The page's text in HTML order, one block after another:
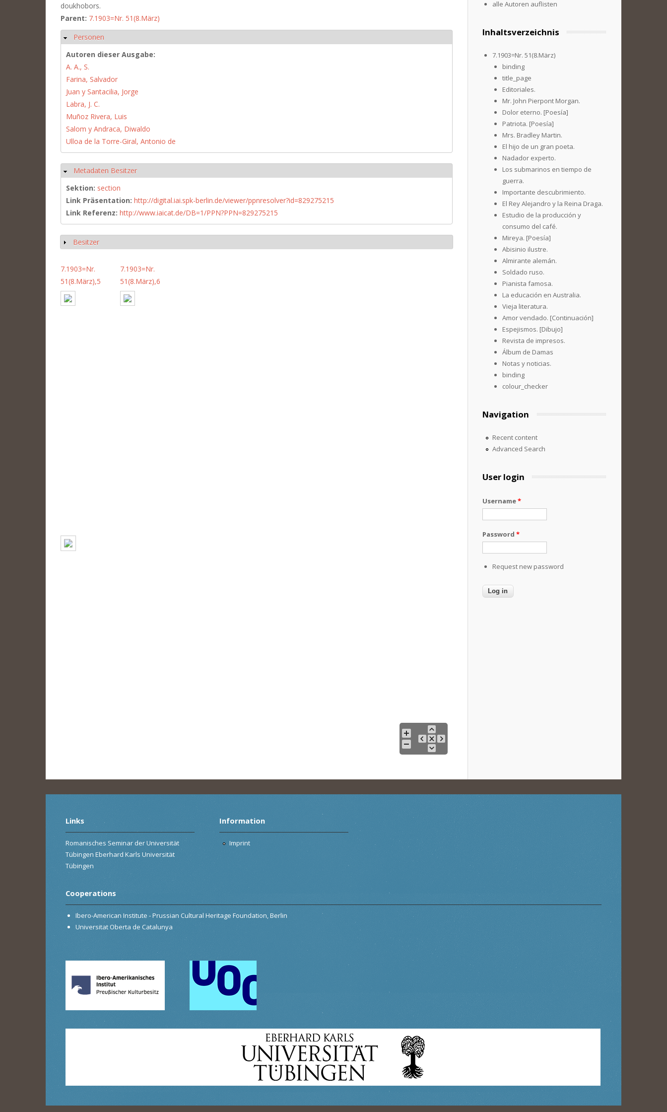
doukhobors.
Parent: 7.1903=Nr. 51(8.März)
Hide
Personen
Autoren dieser Ausgabe:
A. A., S.
Farina, Salvador
Juan y Santacilia, Jorge
Labra, J. C.
Muñoz Rivera, Luis
Salom y Andraca, Diwaldo
Ulloa de la Torre-Giral, Antonio de
Hide
Metadaten Besitzer
Sektion: section
Link Präsentation: http://digital.iai.spk-berlin.de/viewer/ppnresolver?id=829275215
Link Referenz: http://www.iaicat.de/DB=1/PPN?PPN=829275215
Show
Besitzer
7.1903=Nr.
51(8.März),5
7.1903=Nr.
51(8.März),6
alle Autoren auflisten
Inhaltsverzeichnis
7.1903=Nr. 51(8.März)
binding
title_page
Editoriales.
Mr. John Pierpont Morgan.
Dolor eterno. [Poesía]
Patriota. [Poesía]
Mrs. Bradley Martin.
El hijo de un gran poeta.
Nadador experto.
Los submarinos en tiempo de
guerra.
Importante descubrimiento.
El Rey Alejandro y la Reina Draga.
Estudio de la producción y
consumo del café.
Mireya. [Poesía]
Abisinio ilustre.
Almirante alemán.
Soldado ruso.
Pianista famosa.
La educación en Australia.
Vieja literatura.
Amor vendado. [Continuación]
Espejismos. [Dibujo]
Revista de impresos.
Álbum de Damas
Notas y noticias.
binding
colour_checker
Navigation
Recent content
Advanced Search
User login
Username*
Password *
Request new password
Links
Romanisches Seminar der Universität
Tübingen Eberhard Karls Universität
Tübingen
Information
Imprint
Cooperations
Ibero-American Institute - Prussian Cultural Heritage Foundation, Berlin
Universitat Oberta de Catalunya